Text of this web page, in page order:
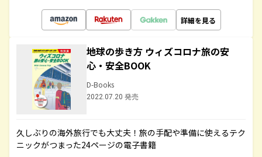
詳細を見る
地球の歩き方 ウィズコロナ旅の安
心・安全BOOK
D-Books
2022.07.20 発売
久しぶりの海外旅行でも大丈夫！旅の手配や準備に使えるテク
ニックがつまった24ページの電子書籍